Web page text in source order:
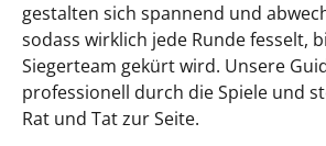
gestalten sich spannend und
sodass wirklich jede Runde fesselt,
Siegerteam gekürt wird. Unsere
professionell durch die Spiele und
Rat und Tat zur Seite.